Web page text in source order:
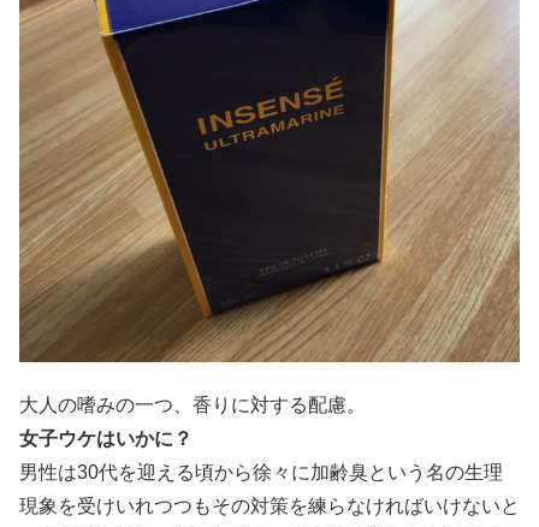
大人の嗜みの一つ、香りに対する配慮。
女子ウケはいかに？
男性は30代を迎える頃から徐々に加齢臭という名の生理
現象を受けいれつつもその対策を練らなければいけないと